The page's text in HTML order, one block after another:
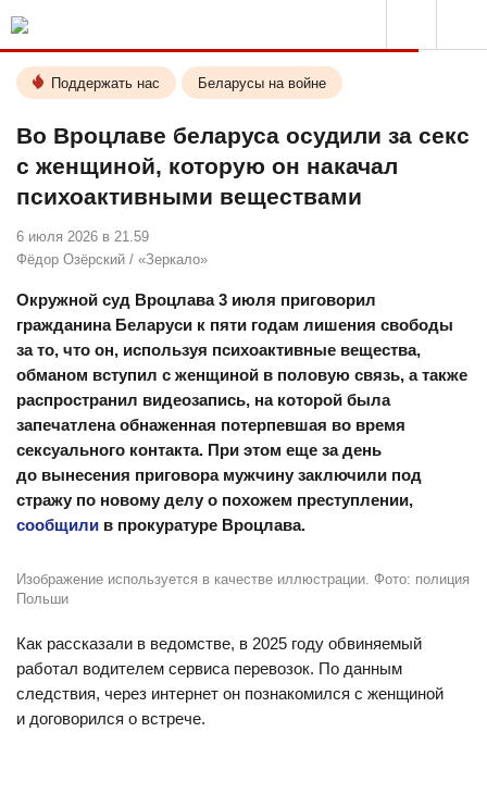
Поддержать нас Беларусы на войне
Во Вроцлаве беларуса осудили за секс
с женщиной, которую он накачал
психоактивными веществами
6 июля 2026 в 21.59
Фёдор Озёрский / «Зеркало»
Окружной суд Вроцлава 3 июля приговорил
гражданина Беларуси к пяти годам лишения свободы
за то, что он, используя психоактивные вещества,
обманом вступил с женщиной в половую связь, а также
распространил видеозапись, на которой была
запечатлена обнаженная потерпевшая во время
сексуального контакта. При этом еще за день
до вынесения приговора мужчину заключили под
стражу по новому делу о похожем преступлении,
сообщили в прокуратуре Вроцлава.
Изображение используется в качестве иллюстрации. Фото: полиция
Польши
Как рассказали в ведомстве, в 2025 году обвиняемый
работал водителем сервиса перевозок. По данным
следствия, через интернет он познакомился с женщиной
и договорился о встрече.